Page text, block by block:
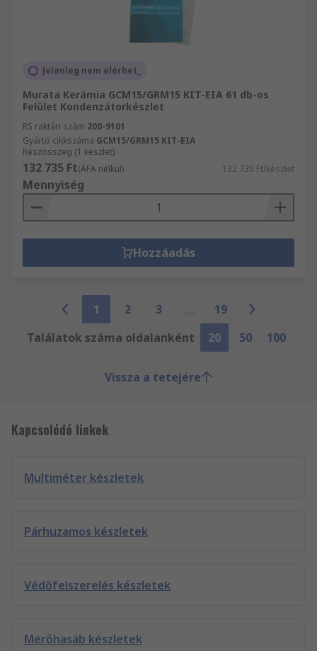
Jelenleg nem elérhet_
Murata Kerámia GCM15/GRM15 KIT-EIA 61 db-os
Felület Kondenzátorkészlet
RS raktári szám 200-9101
Gyártó cikkszáma GCM15/GRM15 KIT-EIA
Részösszeg (1 készlet)
132 735 Ft(ÁFA nélkül) 132 735 Ft/készlet
Mennyiség
Hozzáadás
1 2 3
19
Találatok száma oldalanként
20 50 100
Vissza a tetejére
Kapcsolódó linkek
Multiméter készletek
Párhuzamos készletek
Védőfelszerelés készletek
Mérőhasáb készletek